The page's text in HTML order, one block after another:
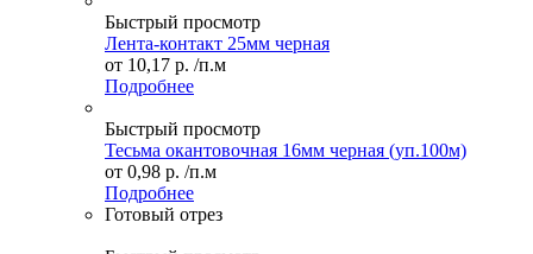
Быстрый просмотр
Лента-контакт 25мм черная
от 10,17 р. /п.м
Подробнее
Быстрый просмотр
Тесьма окантовочная 16мм черная (уп.100м)
от 0,98 р. /п.м
Подробнее
Готовый отрез